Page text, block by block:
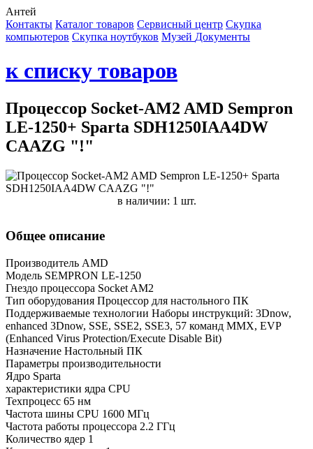
Антей
Контакты Каталог товаров Сервисный центр Cкупка
компьютеров Cкупка ноутбуков Музей Документы
к списку товаров
Процессор Socket-AM2 AMD Sempron
LE-1250+ Sparta SDH1250IAA4DW
CAAZG "!"
в наличии: 1 шт.
Общее описание
Производитель AMD
Модель SEMPRON LE-1250
Гнездо процессора Socket AM2
Тип оборудования Процессор для настольного ПК
Поддерживаемые технологии Наборы инструкций: 3Dnow,
enhanced 3Dnow, SSE, SSE2, SSE3, 57 команд MMX, EVP
(Enhanced Virus Protection/Execute Disable Bit)
Назначение Настольный ПК
Параметры производительности
Ядро Sparta
характеристики ядра CPU
Техпроцесс 65 нм
Частота шины CPU 1600 МГц
Частота работы процессора 2.2 ГГц
Количество ядер 1